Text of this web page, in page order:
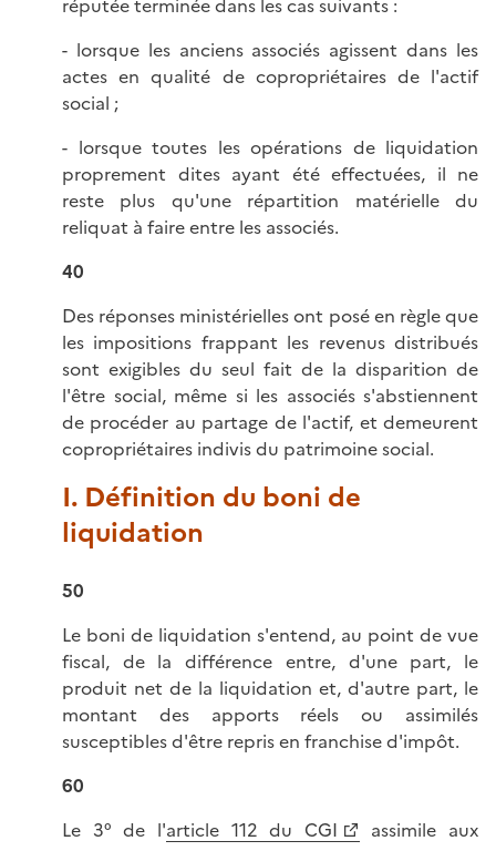
réputée terminée dans les cas suivants :
- lorsque les anciens associés agissent dans les
actes en qualité de copropriétaires de l'actif
social ;
- lorsque toutes les opérations de liquidation
proprement dites ayant été effectuées, il ne
reste plus qu'une répartition matérielle du
reliquat à faire entre les associés.
40
Des réponses ministérielles ont posé en règle que
les impositions frappant les revenus distribués
sont exigibles du seul fait de la disparition de
l'être social, même si les associés s'abstiennent
de procéder au partage de l'actif, et demeurent
copropriétaires indivis du patrimoine social.
I. Définition du boni de
liquidation
50
Le boni de liquidation s'entend, au point de vue
fiscal, de la différence entre, d'une part, le
produit net de la liquidation et, d'autre part, le
montant des apports réels ou assimilés
susceptibles d'être repris en franchise d'impôt.
60
Le 3° de l'article 112 du CGI
assimile aux